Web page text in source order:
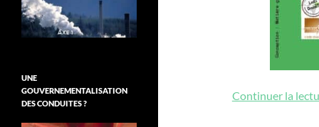
Continuer la
UNE
GOUVERNEMENTALISATION
DES CONDUITES ?